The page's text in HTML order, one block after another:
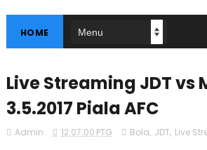
HOME
Live Streaming JDT vs
3.5.2017 Piala AFC
Admin 12:07:00 PTG Bola, JDT, Live